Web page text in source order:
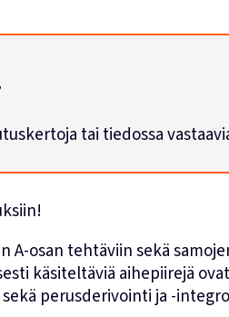
tai tiedossa
osan tehtäviin sekä
käsiteltäviä aihepiirejä
perusderivointi ja -